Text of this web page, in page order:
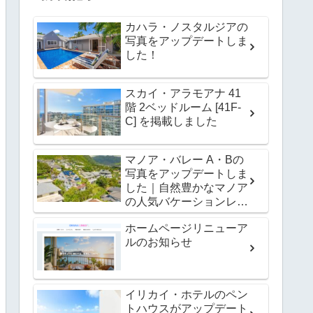
カハラ・ノスタルジアの
写真をアップデートしま
した！
スカイ・アラモアナ 41
階 2ベッドルーム [41F-
C] を掲載しました
マノア・バレー A・Bの
写真をアップデートしま
した｜自然豊かなマノア
の人気バケーションレン
タル
ホームページリニューア
ルのお知らせ
イリカイ・ホテルのペン
トハウスがアップデート